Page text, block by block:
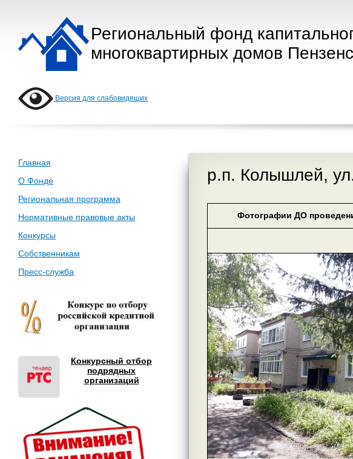
Региональный фонд
многоквартирных домов
Версия для слабовидящих
Главная
О Фонде
Региональная программа
Нормативные правовые акты
Конкурсы
Собственникам
Пресс-служба
Конкурсный отбор
подрядных
организаций
р.п. Колышлей,
Фотографии ДО